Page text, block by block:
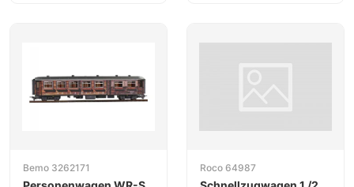
Bemo 3262171 Roco 64987